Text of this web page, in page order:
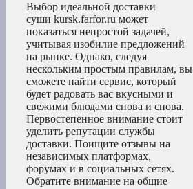
Выбор идеальной доставки
суши kursk.farfor.ru может
показаться непростой задачей,
учитывая изобилие предложений
на рынке. Однако, следуя
нескольким простым правилам, вы
сможете найти сервис, который
будет радовать вас вкусными и
свежими блюдами снова и снова.
Первостепенное внимание стоит
уделить репутации службы
доставки. Поищите отзывы на
независимых платформах,
форумах и в социальных сетях.
Обратите внимание на общие